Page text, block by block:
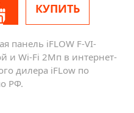
КУПИТЬ
панель iFLOW F-VI-
и Wi-Fi 2Мп в интернет-
дилера iFLow по
РФ.